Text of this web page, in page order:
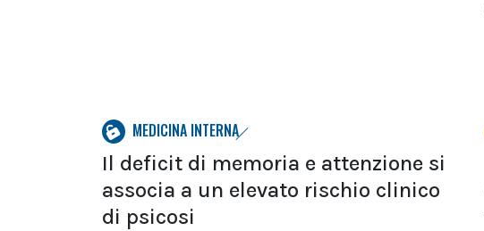
MEDICINA INTERNA
Il deficit di memoria e attenzione si
associa a un elevato rischio clinico
di psicosi